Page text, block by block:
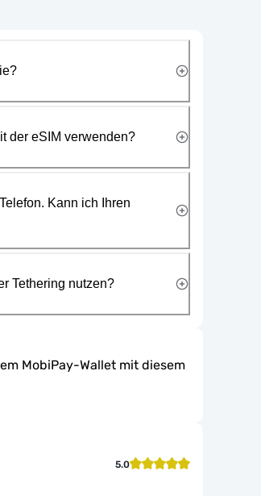
der eSIM verwenden?
Kann ich Ihren
Tethering nutzen?
MobiPay-Wallet mit diesem
5.0